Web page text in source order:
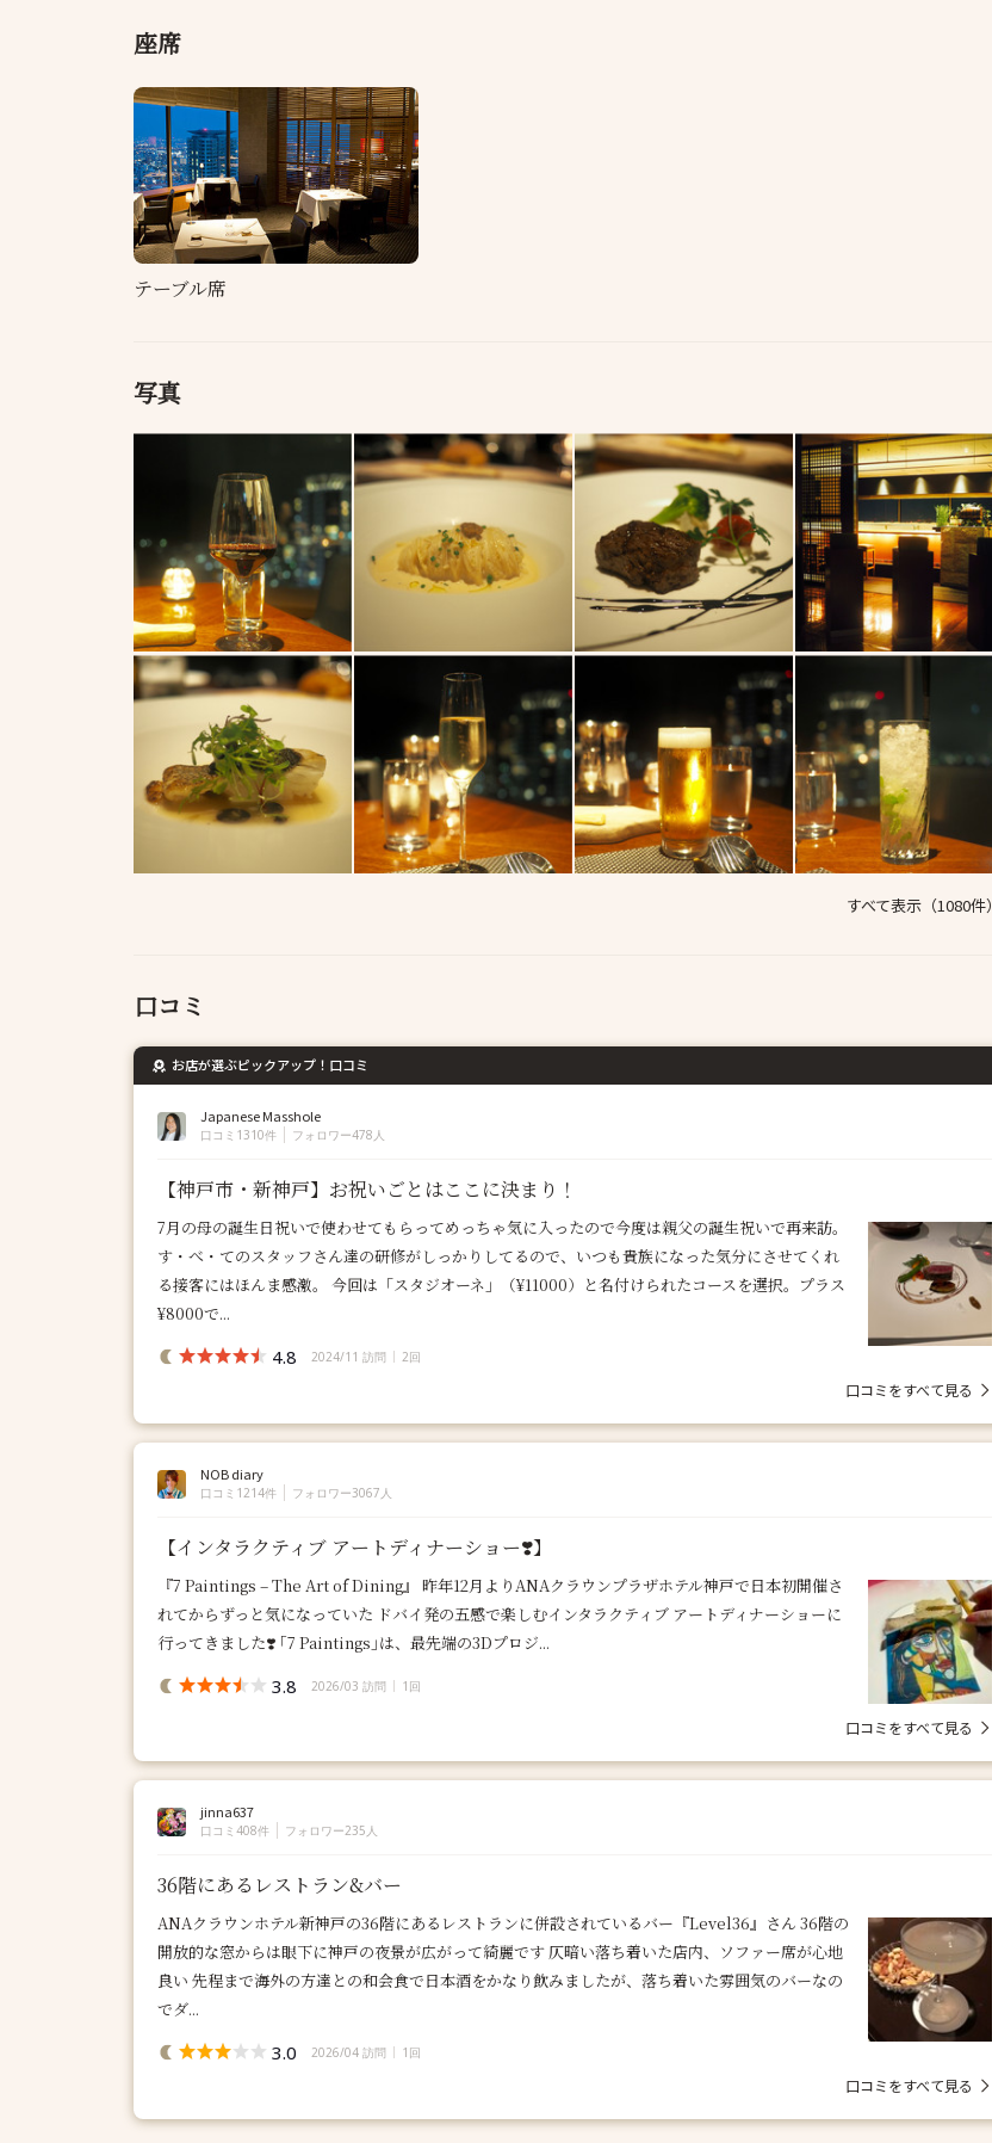
座席
テーブル席
写真
すべて表示（1080件）
口コミ
お店が選ぶピックアップ！口コミ
Japanese Masshole
口コミ1310件 フォロワー478人
【神戸市・新神戸】お祝いごとはここに決まり！
7月の母の誕生日祝いで使わせてもらってめっちゃ気に入ったので今度は親父の誕生祝いで再来訪。
す・べ・てのスタッフさん達の研修がしっかりしてるので、いつも貴族になった気分にさせてくれ
る接客にはほんま感激。 今回は「スタジオーネ」（¥11000）と名付けられたコースを選択。プラス
¥8000で...
4.8 2024/11 訪問 2回
口コミをすべて見る
NOB diary
口コミ1214件 フォロワー3067人
【インタラクティブ アートディナーショー❣️】
『7 Paintings – The Art of Dining』 昨年12月よりANAクラウンプラザホテル神戸で日本初開催さ
れてからずっと気になっていた ドバイ発の五感で楽しむインタラクティブ アートディナーショーに
行ってきました❣️ ｢7 Paintings｣は、最先端の3Dプロジ...
3.8 2026/03 訪問 1回
口コミをすべて見る
jinna637
口コミ408件 フォロワー235人
36階にあるレストラン&バー
ANAクラウンホテル新神戸の36階にあるレストランに併設されているバー『Level36』さん 36階の
開放的な窓からは眼下に神戸の夜景が広がって綺麗です 仄暗い落ち着いた店内、ソファー席が心地
良い 先程まで海外の方達との和会食で日本酒をかなり飲みましたが、落ち着いた雰囲気のバーなの
でダ...
3.0 2026/04 訪問 1回
口コミをすべて見る